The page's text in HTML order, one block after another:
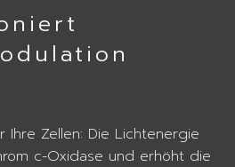
Ihre Zellen: Die Lichtenergie
c-Oxidase und erhöht die